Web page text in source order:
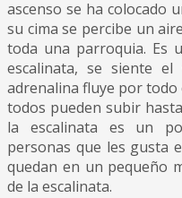
ascenso se ha colocado
su cima se percibe un
toda una parroquia. Es
escalinata, se siente
adrenalina fluye por
todos pueden subir
la escalinata es un
personas que les gusta
quedan en un pequeño
de la escalinata.